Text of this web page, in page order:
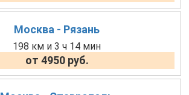
Москва - Рязань
198 км и 3 ч 14 мин
от 4950 руб.